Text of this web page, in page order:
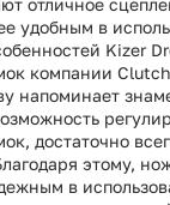
удобным в
Kizer
компании
напоминает
достаточно
этому,
в